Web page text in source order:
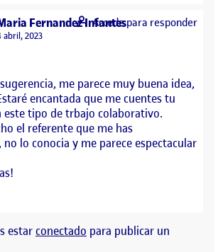
Fernandez Infantessays:
abril, 2023
me parece muy buena idea,
encantada que me cuentes tu
este tipo de trbajo colaborativo.
el referente que me has
lo conocia y me parece espectacular
Accede para responder
estarconectado para publicar un